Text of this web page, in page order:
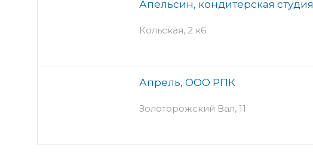
Апельсин, кондитерская студия
Кольская, 2 к6
Апрель, ООО РПК
Золоторожский Вал, 11